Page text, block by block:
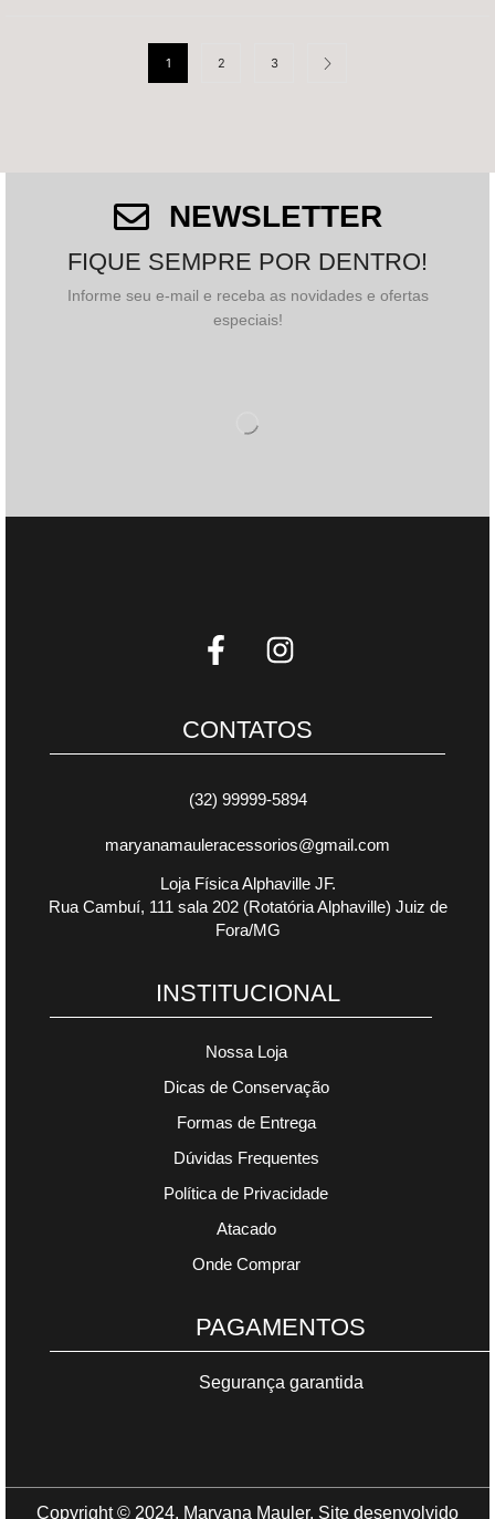
1 2 3
NEWSLETTER
FIQUE SEMPRE POR DENTRO!
Informe seu e-mail e receba as novidades e ofertas
especiais!
CONTATOS
(32) 99999-5894
maryanamauleracessorios@gmail.com
Loja Física Alphaville JF.
Rua Cambuí, 111 sala 202 (Rotatória Alphaville) Juiz de
Fora/MG
INSTITUCIONAL
Nossa Loja
Dicas de Conservação
Formas de Entrega
Dúvidas Frequentes
Política de Privacidade
Atacado
Onde Comprar
PAGAMENTOS
Segurança garantida
Copyright © 2024. Maryana Mauler. Site desenvolvido